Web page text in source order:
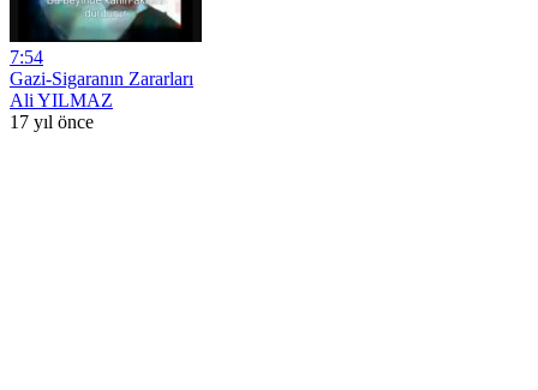
7:54
Gazi-Sigaranın Zararları
Ali YILMAZ
17 yıl önce